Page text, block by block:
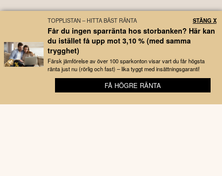
Kort om oss
Börskollen är en prisvinnande nyhetstidning och tjänst för
börsintresserade som grundades 2015. Idag drivs tjänsten
primärt av Kristofferoch
börsen, aktier, investeringar, privatekonomi, företagande och
motorrelaterat – ämnen som det frekvent skrivs nyheter om till
Börskollens växande skara läsare. Nyhetsappen som finns
hundratusentals gånger och med ett användarbetyg som är
📱 Kom igång med bolagsbevakning på 3 minuter
TOPPLISTAN – HITTA BÄST RÄNTA
Får du ingen sparränta hos storbanken? Här kan
du istället få upp mot 3,10 % (med samma
trygghet)
Färsk jämförelse av över 100 sparkonton visar vart du får högsta
ränta just nu (rörlig och fast) – lika tyggt med insättningsgaranti!
FÅ HÖGRE RÄNTA
STÄNG X